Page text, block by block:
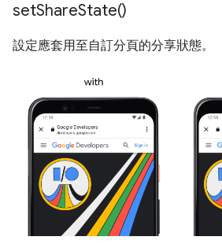
setShareState()
設定應套用至自訂分頁的分享狀態。